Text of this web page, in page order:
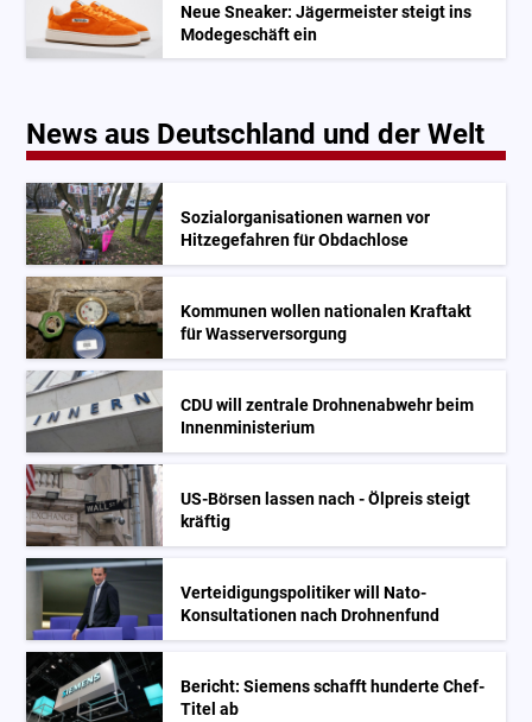
Neue Sneaker: Jägermeister steigt ins
Modegeschäft ein
News aus Deutschland und der Welt
Sozialorganisationen warnen vor
Hitzegefahren für Obdachlose
Kommunen wollen nationalen Kraftakt
für Wasserversorgung
CDU will zentrale Drohnenabwehr beim
Innenministerium
US-Börsen lassen nach - Ölpreis steigt
kräftig
Verteidigungspolitiker will Nato-
Konsultationen nach Drohnenfund
Bericht: Siemens schafft hunderte Chef-
Titel ab